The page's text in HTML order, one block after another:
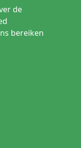
de
bereiken